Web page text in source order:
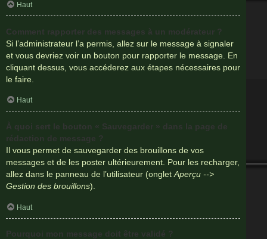
Haut
Comment rapporter des messages à un modérateur ?
Si l’administrateur l’a permis, allez sur le message à signaler
et vous devriez voir un bouton pour rapporter le message. En
cliquant dessus, vous accéderez aux étapes nécessaires pour
le faire.
Haut
À quoi sert le bouton « Sauvegarder » dans la page de
rédaction de message ?
Il vous permet de sauvegarder des brouillons de vos
messages et de les poster ultérieurement. Pour les recharger,
allez dans le panneau de l’utilisateur (ongletAperçu -->
Gestion des brouillons).
Haut
Pourquoi mon message doit être validé ?